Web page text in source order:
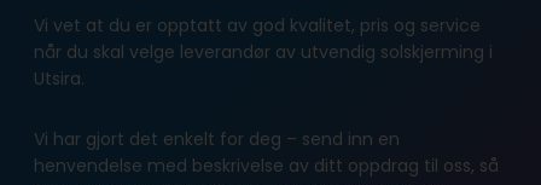
Vi vet at du er opptatt av god kvalitet, pris og service
når du skal velge leverandør av utvendig solskjerming i
Utsira.
Vi har gjort det enkelt for deg – send inn en
henvendelse med beskrivelse av ditt oppdrag til oss, så